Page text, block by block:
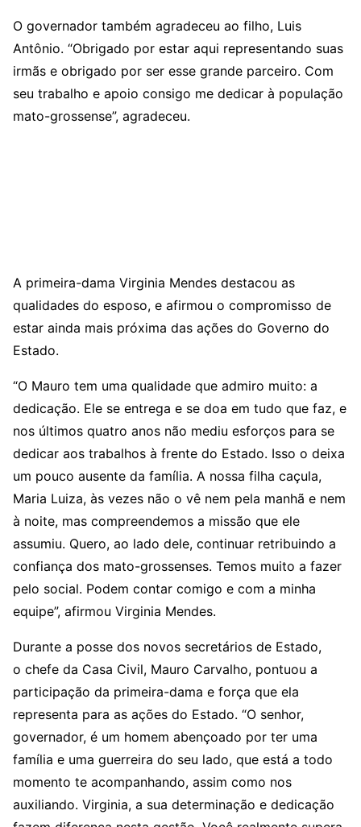
O governador também agradeceu ao filho, Luis
Antônio. “Obrigado por estar aqui representando suas
irmãs e obrigado por ser esse grande parceiro. Com
seu trabalho e apoio consigo me dedicar à população
mato-grossense”, agradeceu.
A primeira-dama Virginia Mendes destacou as
qualidades do esposo, e afirmou o compromisso de
estar ainda mais próxima das ações do Governo do
Estado.
“O Mauro tem uma qualidade que admiro muito: a
dedicação. Ele se entrega e se doa em tudo que faz, e
nos últimos quatro anos não mediu esforços para se
dedicar aos trabalhos à frente do Estado. Isso o deixa
um pouco ausente da família. A nossa filha caçula,
Maria Luiza, às vezes não o vê nem pela manhã e nem
à noite, mas compreendemos a missão que ele
assumiu. Quero, ao lado dele, continuar retribuindo a
confiança dos mato-grossenses. Temos muito a fazer
pelo social. Podem contar comigo e com a minha
equipe”, afirmou Virginia Mendes.
Durante a posse dos novos secretários de Estado,
o chefe da Casa Civil, Mauro Carvalho, pontuou a
participação da primeira-dama e força que ela
representa para as ações do Estado. “O senhor,
governador, é um homem abençoado por ter uma
família e uma guerreira do seu lado, que está a todo
momento te acompanhando, assim como nos
auxiliando. Virginia, a sua determinação e dedicação